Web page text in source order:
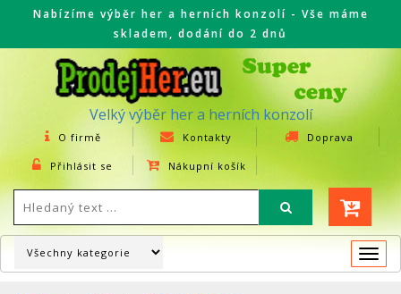
Nabízíme výběr her a herních konzolí - Vše máme
skladem, dodání do 2 dnů
Velký výběr her a herních konzolí
O firmě Kontakty Doprava
Přihlásit se Nákupní košík